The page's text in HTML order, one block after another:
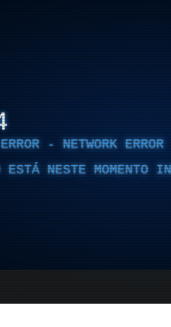
- NETWORK ERROR
ESTÁ NESTE MOMENTO